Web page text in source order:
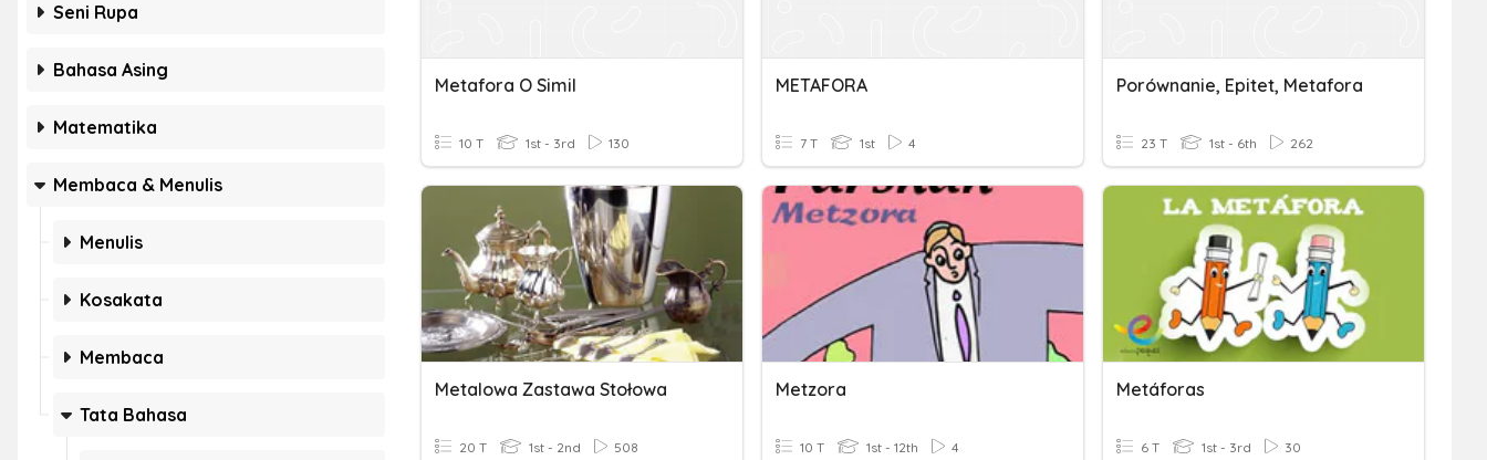
Seni Rupa
Bahasa Asing
Matematika
Membaca & Menulis
Menulis
Kosakata
Membaca
Tata Bahasa
Metafora O Simil
10 T 1st - 3rd 130
METAFORA
7 T 1st 4
Porównanie, Epitet, Metafora
23 T 1st - 6th 262
Metalowa Zastawa Stołowa
20 T 1st - 2nd 508
Metzora
10 T 1st - 12th 4
Metáforas
6 T 1st - 3rd 30